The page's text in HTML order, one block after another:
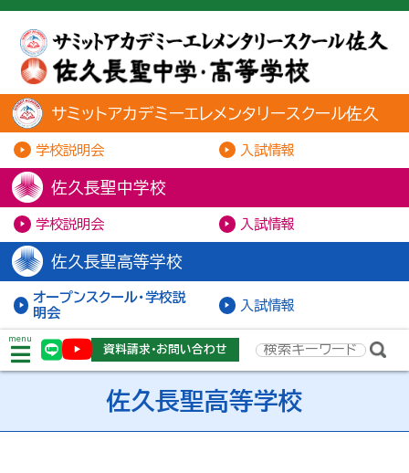
サミットアカデミーエレメンタリースクール佐久
学校説明会 入試情報
佐久長聖中学校
学校説明会 入試情報
佐久長聖高等学校
オープンスクール・学校説
明会
入試情報
menu
資料請求・お問い合わせ
佐久長聖高等学校